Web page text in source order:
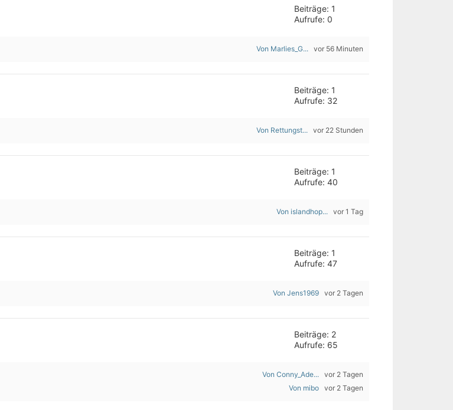
Beiträge: 1
Aufrufe: 0
Von Marlies_G... vor 56 Minuten
Beiträge: 1
Aufrufe: 32
Von Rettungst... vor 22 Stunden
Beiträge: 1
Aufrufe: 40
Von islandhop... vor 1 Tag
Beiträge: 1
Aufrufe: 47
Von Jens1969 vor 2 Tagen
Beiträge: 2
Aufrufe: 65
Von Conny_Ade... vor 2 Tagen
Von mibo vor 2 Tagen